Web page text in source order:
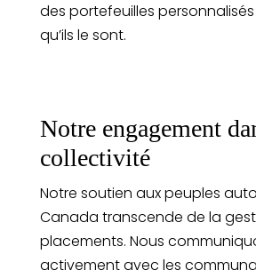
des portefeuilles
qu’ils le sont.
Notre engagement
collectivité
Notre soutien aux peuples
Canada transcende de la
placements. Nous
activement avec les